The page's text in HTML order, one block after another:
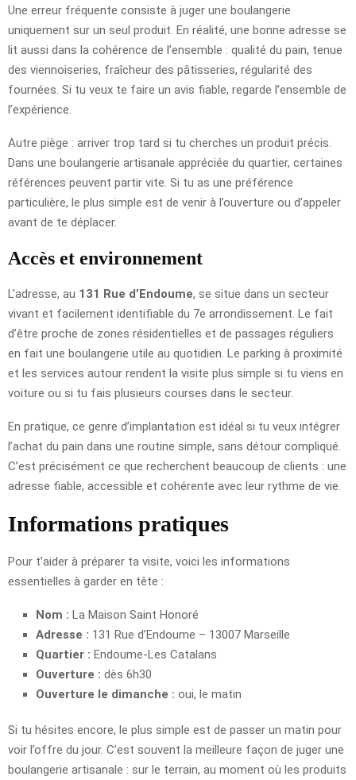
Une erreur fréquente consiste à juger une boulangerie
uniquement sur un seul produit. En réalité, une bonne adresse se
lit aussi dans la cohérence de l’ensemble : qualité du pain, tenue
des viennoiseries, fraîcheur des pâtisseries, régularité des
fournées. Si tu veux te faire un avis fiable, regarde l’ensemble de
l’expérience.
Autre piège : arriver trop tard si tu cherches un produit précis.
Dans une boulangerie artisanale appréciée du quartier, certaines
références peuvent partir vite. Si tu as une préférence
particulière, le plus simple est de venir à l’ouverture ou d’appeler
avant de te déplacer.
Accès et environnement
L’adresse, au 131 Rue d’Endoume, se situe dans un secteur
vivant et facilement identifiable du 7e arrondissement. Le fait
d’être proche de zones résidentielles et de passages réguliers
en fait une boulangerie utile au quotidien. Le parking à proximité
et les services autour rendent la visite plus simple si tu viens en
voiture ou si tu fais plusieurs courses dans le secteur.
En pratique, ce genre d’implantation est idéal si tu veux intégrer
l’achat du pain dans une routine simple, sans détour compliqué.
C’est précisément ce que recherchent beaucoup de clients : une
adresse fiable, accessible et cohérente avec leur rythme de vie.
Informations pratiques
Pour t’aider à préparer ta visite, voici les informations
essentielles à garder en tête :
Nom : La Maison Saint Honoré
Adresse : 131 Rue d’Endoume – 13007 Marseille
Quartier : Endoume-Les Catalans
Ouverture : dès 6h30
Ouverture le dimanche : oui, le matin
Si tu hésites encore, le plus simple est de passer un matin pour
voir l’offre du jour. C’est souvent la meilleure façon de juger une
boulangerie artisanale : sur le terrain, au moment où les produits